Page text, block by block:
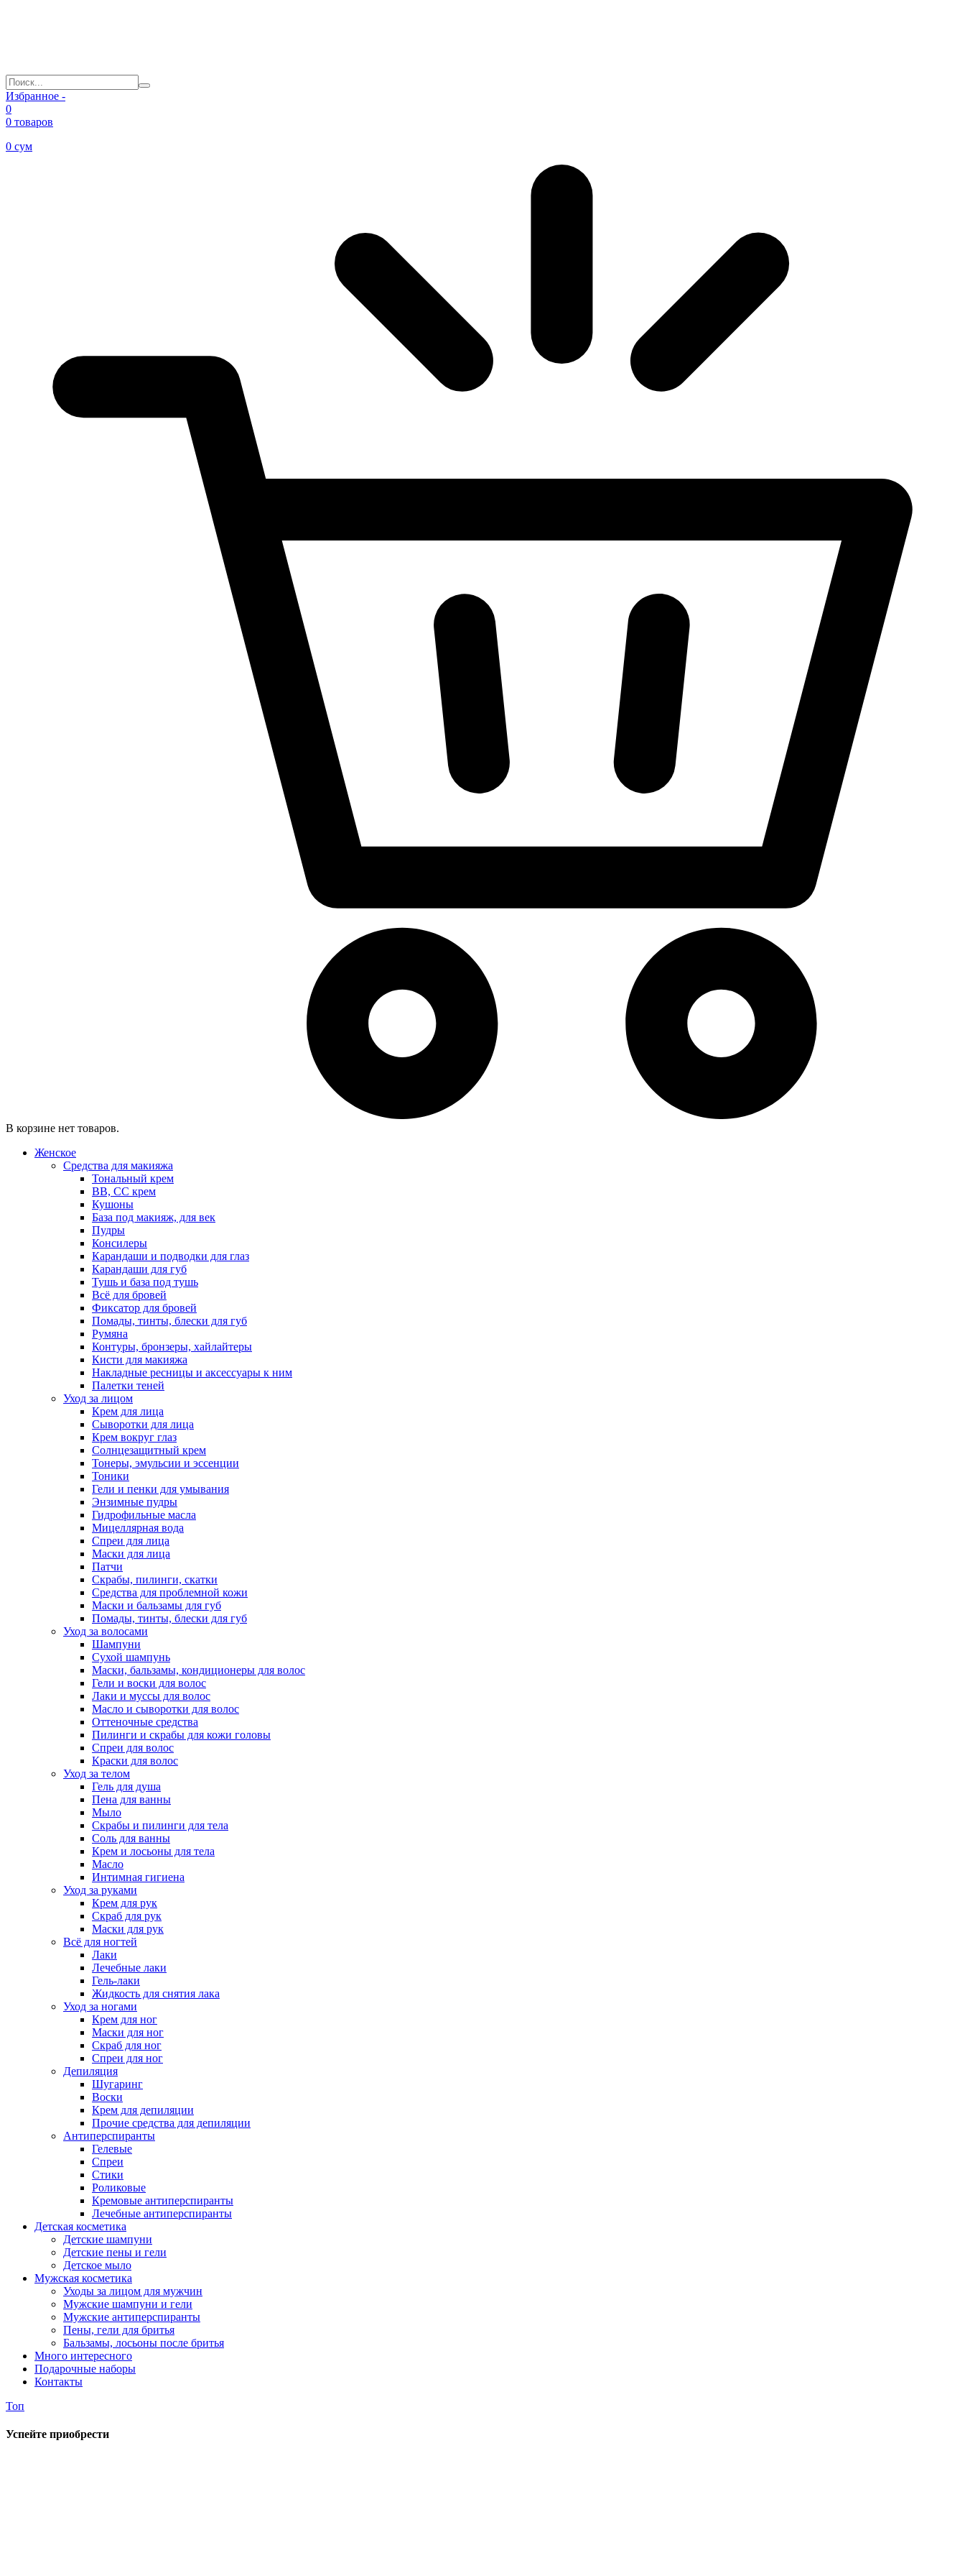
Избранное -
0
0 товаров
0 сум
В корзине нет товаров.
Женское
Средства для макияжа
Тональный крем
BB, CC крем
Кушоны
База под макияж, для век
Пудры
Консилеры
Карандаши и подводки для глаз
Карандаши для губ
Тушь и база под тушь
Всё для бровей
Фиксатор для бровей
Помады, тинты, блески для губ
Румяна
Контуры, бронзеры, хайлайтеры
Кисти для макияжа
Накладные ресницы и аксессуары к ним
Палетки теней
Уход за лицом
Крем для лица
Сыворотки для лица
Крем вокруг глаз
Солнцезащитный крем
Тонеры, эмульсии и эссенции
Тоники
Гели и пенки для умывания
Энзимные пудры
Гидрофильные масла
Мицеллярная вода
Спреи для лица
Маски для лица
Патчи
Скрабы, пилинги, скатки
Средства для проблемной кожи
Маски и бальзамы для губ
Помады, тинты, блески для губ
Уход за волосами
Шампуни
Сухой шампунь
Маски, бальзамы, кондиционеры для волос
Гели и воски для волос
Лаки и муссы для волос
Масло и сыворотки для волос
Оттеночные средства
Пилинги и скрабы для кожи головы
Спреи для волос
Краски для волос
Уход за телом
Гель для душа
Пена для ванны
Мыло
Скрабы и пилинги для тела
Соль для ванны
Крем и лосьоны для тела
Масло
Интимная гигиена
Уход за руками
Крем для рук
Скраб для рук
Маски для рук
Всё для ногтей
Лаки
Лечебные лаки
Гель-лаки
Жидкость для снятия лака
Уход за ногами
Крем для ног
Маски для ног
Скраб для ног
Спреи для ног
Депиляция
Шугаринг
Воски
Крем для депиляции
Прочие средства для депиляции
Антиперспиранты
Гелевые
Спреи
Стики
Роликовые
Кремовые антиперспиранты
Лечебные антиперспиранты
Детская косметика
Детские шампуни
Детские пены и гели
Детское мыло
Мужская косметика
Уходы за лицом для мужчин
Мужские шампуни и гели
Мужские антиперспиранты
Пены, гели для бритья
Бальзамы, лосьоны после бритья
Много интересного
Подарочные наборы
Контакты
Топ
Успейте приобрести